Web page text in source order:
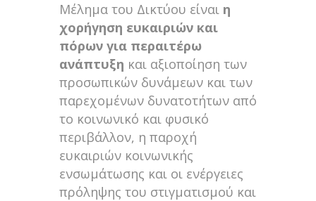
Μέλημα του Δικτύου είναι η
χορήγηση ευκαιριών και
πόρων για περαιτέρω
ανάπτυξη και αξιοποίηση των
προσωπικών δυνάμεων και των
παρεχομένων δυνατοτήτων από
το κοινωνικό και φυσικό
περιβάλλον, η παροχή
ευκαιριών κοινωνικής
ενσωμάτωσης και οι ενέργειες
πρόληψης του στιγματισμού και